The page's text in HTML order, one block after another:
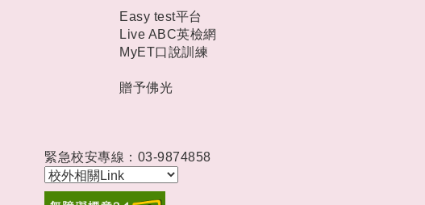
Easy test平台
Live ABC英檢網
MyET口說訓練
贈予佛光
緊急校安專線：03-9874858